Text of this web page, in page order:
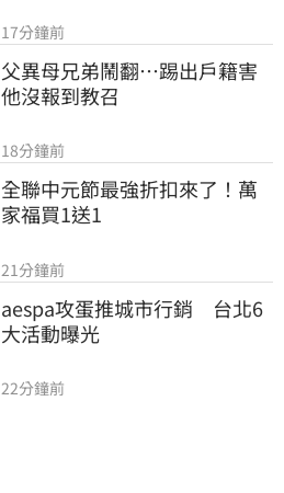
17分鐘前
父異母兄弟鬧翻…踢出戶籍害
他沒報到教召
18分鐘前
全聯中元節最強折扣來了！萬
家福買1送1
21分鐘前
aespa攻蛋推城市行銷　台北6
大活動曝光
22分鐘前